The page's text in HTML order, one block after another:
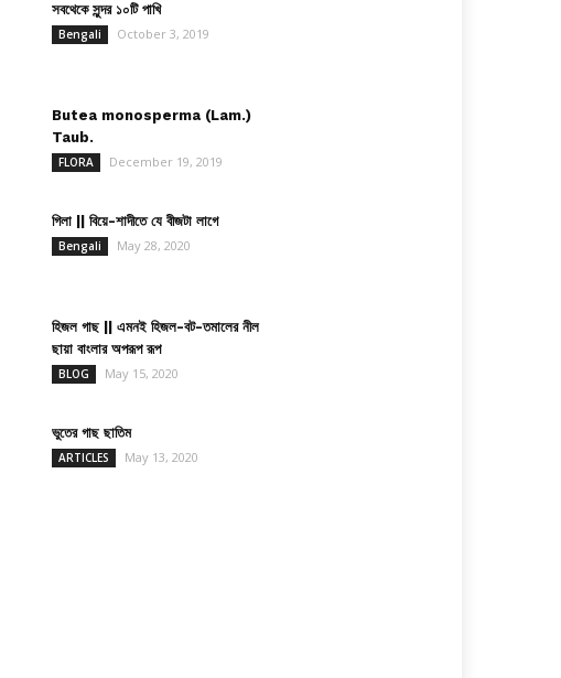
সবথেকে সুন্দর ১০টি পাখি
Bengali October 3, 2019
Butea monosperma (Lam.)
Taub.
FLORA December 19, 2019
গিলা || বিয়ে-শাদীতে যে বীজটা লাগে
Bengali May 28, 2020
হিজল গাছ || এমনই হিজল-বট-তমালের নীল
ছায়া বাংলার অপরূপ রূপ
BLOG May 15, 2020
ভুতের গাছ ছাতিম
ARTICLES May 13, 2020